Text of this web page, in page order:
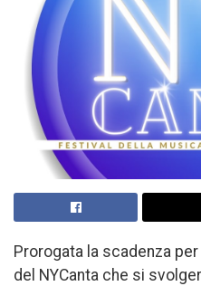
Prorogata la scadenza
del NYCanta che si